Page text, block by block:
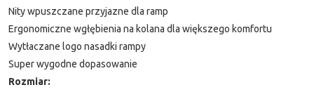
Nity wpuszczane przyjazne dla ramp
Ergonomiczne wgłębienia na kolana dla większego komfortu
Wytłaczane logo nasadki rampy
Super wygodne dopasowanie
Rozmiar: